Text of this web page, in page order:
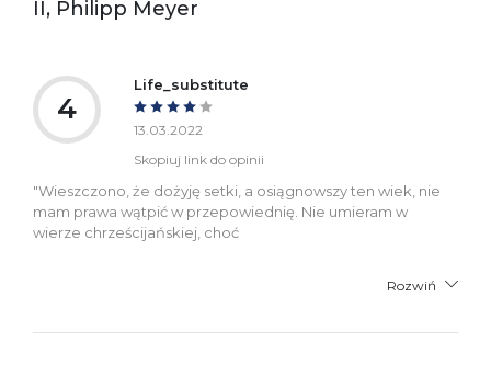
bezpieczeństwa:
II, Philipp Meyer
4
Life_substitute
13.03.2022
Skopiuj link do opinii
"Wieszczono, że dożyję setki, a osiągnowszy ten wiek, nie
mam prawa wątpić w przepowiednię. Nie umieram w
wierze chrześcijańskiej, choć
Rozwiń